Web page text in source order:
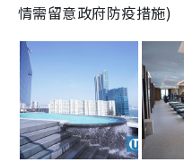
情需留意政府防疫措施)